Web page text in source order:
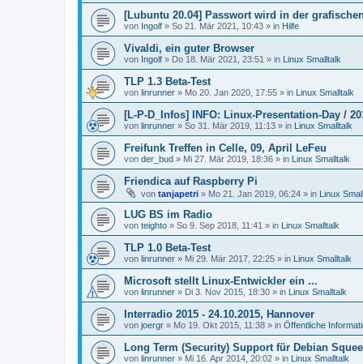
[Lubuntu 20.04] Passwort wird in der
von Ingolf » So 21. Mär 2021, 10:43 » in Hilfe
Vivaldi, ein guter Browser
von Ingolf » Do 18. Mär 2021, 23:51 » in Linux Smalltalk
TLP 1.3 Beta-Test
von linrunner » Mo 20. Jan 2020, 17:55 » in Linux Smalltalk
[L-P-D_Infos] INFO: Linux-Presentation-Day /
von linrunner » So 31. Mär 2019, 11:13 » in Linux Smalltalk
Freifunk Treffen in Celle, 09, April LeFeu
von der_bud » Mi 27. Mär 2019, 18:36 » in Linux Smalltalk
Friendica auf Raspberry Pi
von tanjapetri » Mo 21. Jan 2019, 06:24 » in Linux
LUG BS im Radio
von teighto » So 9. Sep 2018, 11:41 » in Linux Smalltalk
TLP 1.0 Beta-Test
von linrunner » Mi 29. Mär 2017, 22:25 » in Linux Smalltalk
Microsoft stellt Linux-Entwickler ein ...
von linrunner » Di 3. Nov 2015, 18:30 » in Linux Smalltalk
Interradio 2015 - 24.10.2015, Hannover
von joergr » Mo 19. Okt 2015, 11:38 » in Öffentliche
Long Term (Security) Support für Debian
von linrunner » Mi 16. Apr 2014, 20:02 » in Linux Smalltalk